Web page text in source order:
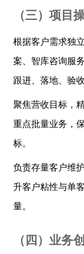
（三）项目
根据客户需求独
案、智库咨询服
跟进、落地、验
聚焦营收目标，
重点批量业务，
标。
负责存量客户维
升客户粘性与单
量。
（四）业务